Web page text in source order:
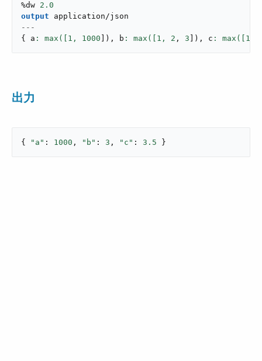
%dw 2.0
output
application/json
---
{
a : max([ 1 , 1000 ) , b : max([ 1 , 2 , 3 ) , c : max([ 1.5
出力
{ "a" : 1000 , "b" : 3 , "c" : 3.5 }